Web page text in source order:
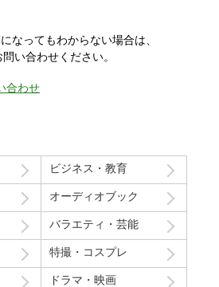
なってもわからない場合は、
い合わせください。
合わせ
ビジネス・教育
オーディオブック
バラエティ・芸能
特撮・コスプレ
ドラマ・映画